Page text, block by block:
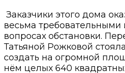
Заказчики этого дома
весьма
вопросах обстановки.
Татьяной Рожковой
создать на огромной
нём целых 640